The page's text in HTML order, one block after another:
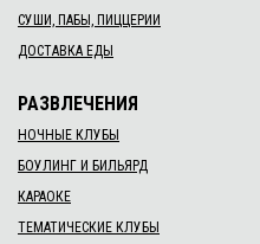
СУШИ, ПАБЫ, ПИЦЦЕРИИ
ДОСТАВКА ЕДЫ
РАЗВЛЕЧЕНИЯ
НОЧНЫЕ КЛУБЫ
БОУЛИНГ И БИЛЬЯРД
КАРАОКЕ
ТЕМАТИЧЕСКИЕ КЛУБЫ